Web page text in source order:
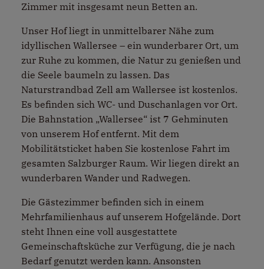
Zimmer mit insgesamt neun Betten an.
Unser Hof liegt in unmittelbarer Nähe zum
idyllischen Wallersee – ein wunderbarer Ort, um
zur Ruhe zu kommen, die Natur zu genießen und
die Seele baumeln zu lassen. Das
Naturstrandbad Zell am Wallersee ist kostenlos.
Es befinden sich WC- und Duschanlagen vor Ort.
Die Bahnstation „Wallersee“ ist 7 Gehminuten
von unserem Hof entfernt. Mit dem
Mobilitätsticket haben Sie kostenlose Fahrt im
gesamten Salzburger Raum. Wir liegen direkt an
wunderbaren Wander und Radwegen.
Die Gästezimmer befinden sich in einem
Mehrfamilienhaus auf unserem Hofgelände. Dort
steht Ihnen eine voll ausgestattete
Gemeinschaftsküche zur Verfügung, die je nach
Bedarf genutzt werden kann. Ansonsten